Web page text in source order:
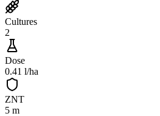
Cultures
2
Dose
0.41 l/ha
ZNT
5 m